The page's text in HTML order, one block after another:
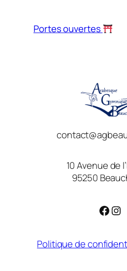
Portes ouvertes
10 Avenue de
95250
Politique de